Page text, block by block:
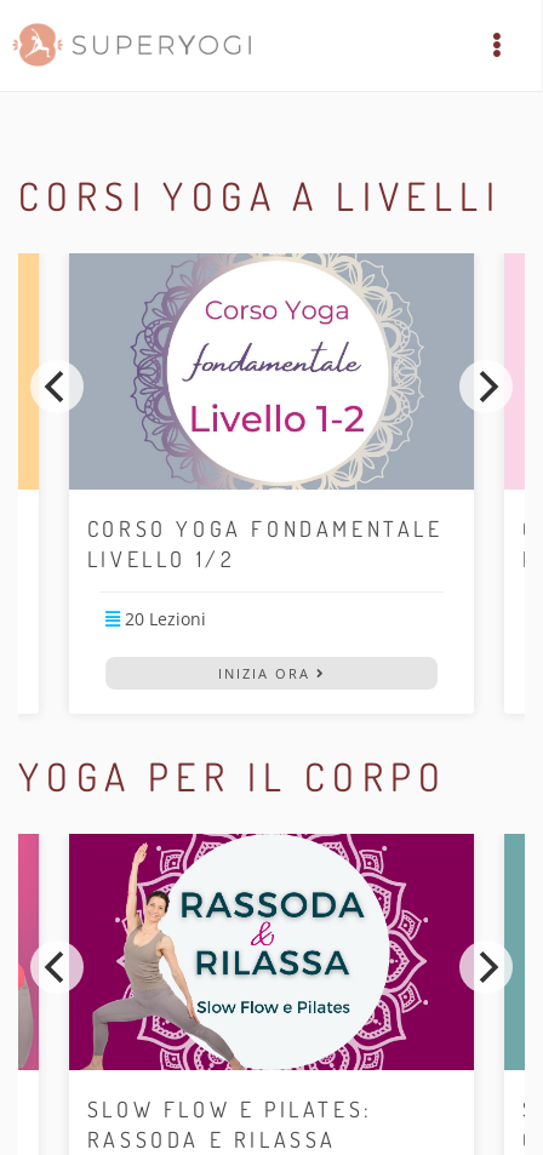
CORSI YOGA A LIVELLI
CORSO YOGA FONDAMENTALE
LIVELLO 1/2
20 Lezioni
INIZIA ORA
YOGA PER IL CORPO
SLOW FLOW E PILATES:
RASSODA E RILASSA